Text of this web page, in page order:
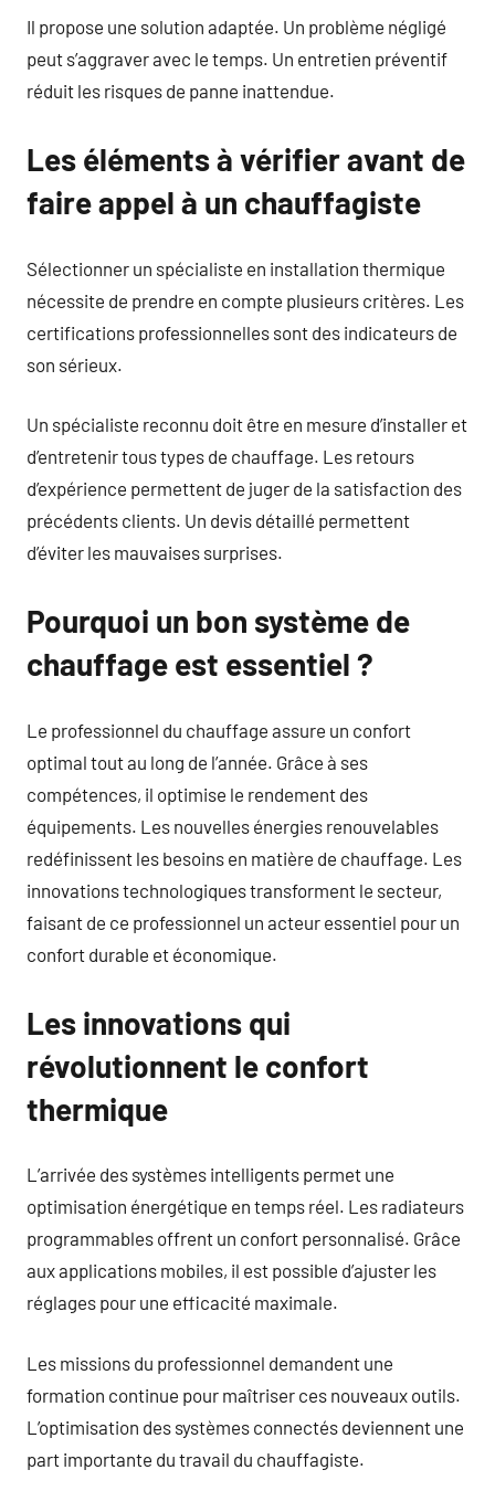
Il propose une solution adaptée. Un problème négligé
peut s’aggraver avec le temps. Un entretien préventif
réduit les risques de panne inattendue.
Les éléments à vérifier avant de
faire appel à un chauffagiste
Sélectionner un spécialiste en installation thermique
nécessite de prendre en compte plusieurs critères. Les
certifications professionnelles sont des indicateurs de
son sérieux.
Un spécialiste reconnu doit être en mesure d’installer et
d’entretenir tous types de chauffage. Les retours
d’expérience permettent de juger de la satisfaction des
précédents clients. Un devis détaillé permettent
d’éviter les mauvaises surprises.
Pourquoi un bon système de
chauffage est essentiel ?
Le professionnel du chauffage assure un confort
optimal tout au long de l’année. Grâce à ses
compétences, il optimise le rendement des
équipements. Les nouvelles énergies renouvelables
redéfinissent les besoins en matière de chauffage. Les
innovations technologiques transforment le secteur,
faisant de ce professionnel un acteur essentiel pour un
confort durable et économique.
Les innovations qui
révolutionnent le confort
thermique
L’arrivée des systèmes intelligents permet une
optimisation énergétique en temps réel. Les radiateurs
programmables offrent un confort personnalisé. Grâce
aux applications mobiles, il est possible d’ajuster les
réglages pour une efficacité maximale.
Les missions du professionnel demandent une
formation continue pour maîtriser ces nouveaux outils.
L’optimisation des systèmes connectés deviennent une
part importante du travail du chauffagiste.